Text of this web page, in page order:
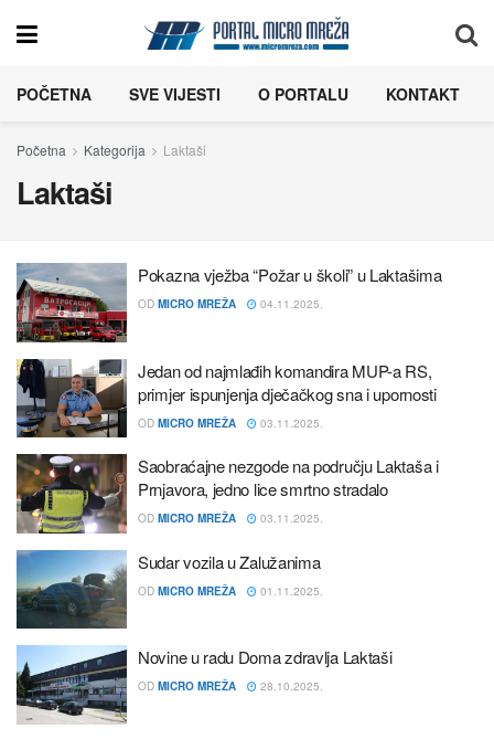
POČETNA SVE VIJESTI O PORTALU KONTAKT
Početna Kategorija Laktaši
Laktaši
Pokazna vježba “Požar u školi” u Laktašima
OD MICRO MREŽA 04.11.2025.
Jedan od najmlađih komandira MUP-a RS,
primjer ispunjenja dječačkog sna i upornosti
OD MICRO MREŽA 03.11.2025.
Saobraćajne nezgode na području Laktaša i
Prnjavora, jedno lice smrtno stradalo
OD MICRO MREŽA 03.11.2025.
Sudar vozila u Zalužanima
OD MICRO MREŽA 01.11.2025.
Novine u radu Doma zdravlja Laktaši
OD MICRO MREŽA 28.10.2025.